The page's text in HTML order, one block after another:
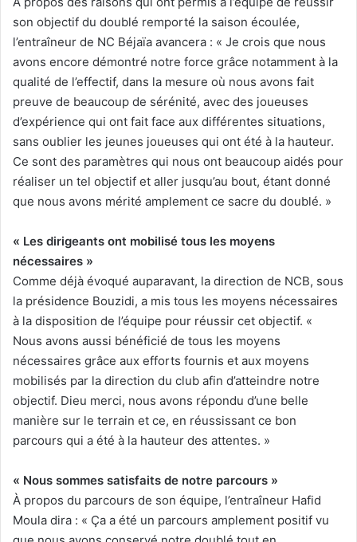
son objectif du doublé remporté la saison écoulée,
l’entraîneur de NC Béjaïa avancera : « Je crois que nous
avons encore démontré notre force grâce notamment à la
qualité de l’effectif, dans la mesure où nous avons fait
preuve de beaucoup de sérénité, avec des joueuses
d’expérience qui ont fait face aux différentes situations,
sans oublier les jeunes joueuses qui ont été à la hauteur.
Ce sont des paramètres qui nous ont beaucoup aidés pour
réaliser un tel objectif et aller jusqu’au bout, étant donné
que nous avons mérité amplement ce sacre du doublé. »
« Les dirigeants ont mobilisé tous les moyens
nécessaires »
Comme déjà évoqué auparavant, la direction de NCB, sous
la présidence Bouzidi, a mis tous les moyens nécessaires
à la disposition de l’équipe pour réussir cet objectif. «
Nous avons aussi bénéficié de tous les moyens
nécessaires grâce aux efforts fournis et aux moyens
mobilisés par la direction du club afin d’atteindre notre
objectif. Dieu merci, nous avons répondu d’une belle
manière sur le terrain et ce, en réussissant ce bon
parcours qui a été à la hauteur des attentes. »
« Nous sommes satisfaits de notre parcours »
À propos du parcours de son équipe, l’entraîneur Hafid
Moula dira : « Ça a été un parcours amplement positif vu